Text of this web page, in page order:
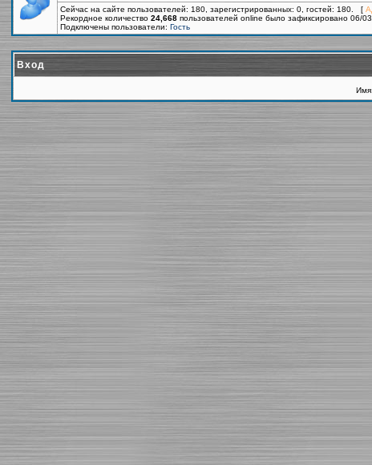
Сейчас на сайте пользователей: 180, зарегистрированных: 0, гостей: 180. [
Рекордное количество 24,668 пользователей online было зафиксировано 06/
Подключены пользователи: Гость
Вход
Имя: